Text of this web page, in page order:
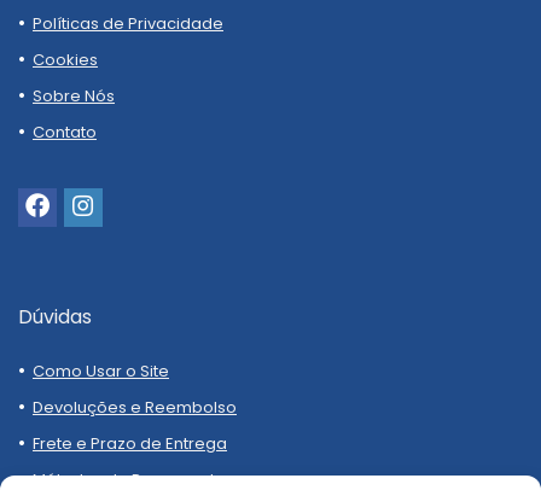
Políticas de Privacidade
Cookies
Sobre Nós
Contato
Dúvidas
Como Usar o Site
Devoluções e Reembolso
Frete e Prazo de Entrega
Métodos de Pagamento